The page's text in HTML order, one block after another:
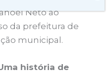
Neto ao
da prefeitura de
municipal.
história de